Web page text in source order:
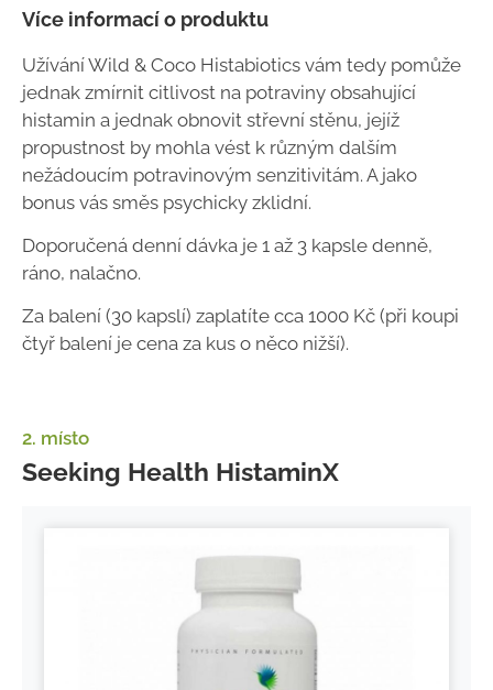
Více informací o produktu
Užívání Wild & Coco Histabiotics vám tedy pomůže
jednak zmírnit citlivost na potraviny obsahující
histamin a jednak obnovit střevní stěnu, jejíž
propustnost by mohla vést k různým dalším
nežádoucím potravinovým senzitivitám. A jako
bonus vás směs psychicky zklidní.
Doporučená denní dávka je 1 až 3 kapsle denně,
ráno, nalačno.
Za balení (30 kapslí) zaplatíte cca 1000 Kč (při koupi
čtyř balení je cena za kus o něco nižší).
2. místo
Seeking Health HistaminX